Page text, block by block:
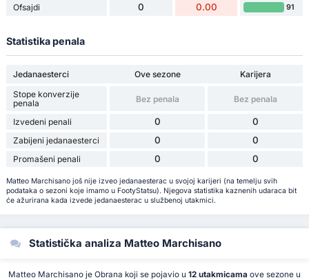
Ofsajdi 0 0.00 91
Statistika penala
Jedanaesterci Ove sezone
Karijera
Stope konverzije
penala
Bez penala Bez penala
Izvedeni penali 0 0
Zabijeni jedanaesterci 0 0
Promašeni penali 0 0
Matteo Marchisano još nije izveo jedanaesterac u svojoj karijeri (na temelju svih
podataka o sezoni koje imamo u FootyStatsu). Njegova statistika kaznenih udaraca bit
će ažurirana kada izvede jedanaesterac u službenoj utakmici.
Statistička analiza Matteo Marchisano
Matteo Marchisano je Obrana koji se pojavio u 12 utakmicama ove sezone u